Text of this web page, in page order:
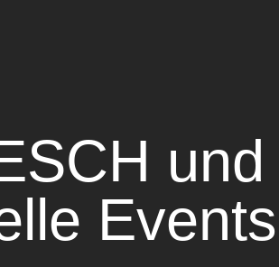
und
Events